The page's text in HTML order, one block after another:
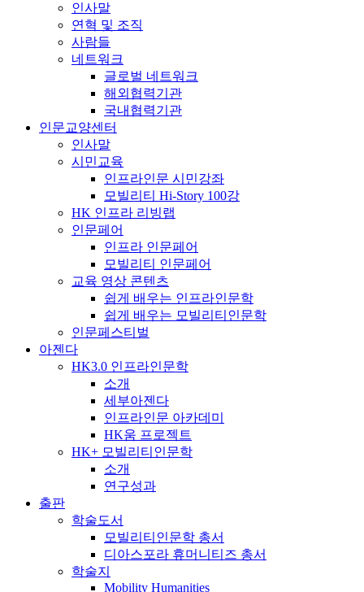
인사말
연혁 및 조직
사람들
네트워크
글로벌 네트워크
해외협력기관
국내협력기관
인문교양센터
인사말
시민교육
인프라인문 시민강좌
모빌리티 Hi-Story 100강
HK 인프라 리빙랩
인문페어
인프라 인문페어
모빌리티 인문페어
교육 영상 콘텐츠
쉽게 배우는 인프라인문학
쉽게 배우는 모빌리티인문학
인문페스티벌
아젠다
HK3.0 인프라인문학
소개
세부아젠다
인프라인문 아카데미
HK움 프로젝트
HK+ 모빌리티인문학
소개
연구성과
출판
학술도서
모빌리티인문학 총서
디아스포라 휴머니티즈 총서
학술지
Mobility Humanities